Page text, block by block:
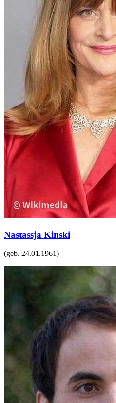
Nastassja Kinski
(geb. 24.01.1961)